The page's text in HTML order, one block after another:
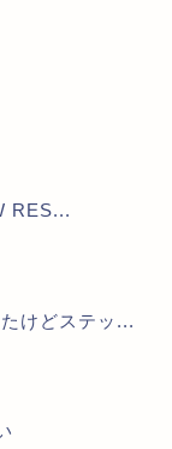
RES...
けどステッ...